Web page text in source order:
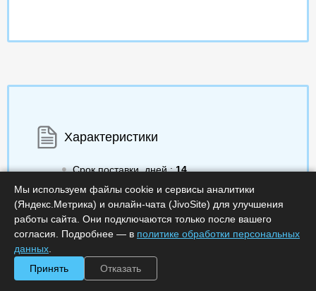
Характеристики
Срок поставки, дней :14
Код :0000-354383
Артикул :INSPECTOR-7-50-ADD-E-F
Обработка заказа :в рабочее время
Мы используем файлы cookie и сервисы аналитики
(Яндекс.Метрика) и онлайн-чата (JivoSite) для улучшения
работы сайта. Они подключаются только после вашего
согласия. Подробнее — в политике обработки персональных
данных
Принять
Отказать